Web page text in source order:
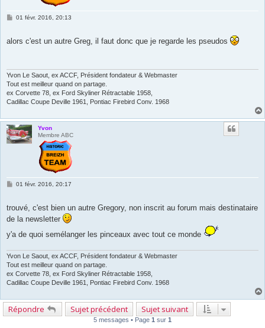
M
a
01 févr. 2016, 20:13
alors c'est un autre Greg, il faut donc que je regarde les pseudos
Yvon Le Saout, ex ACCF, Président fondateur & Webmaster
Tout est meilleur quand on partage.
ex Corvette 78, ex Ford Skyliner Rétractable 1958,
Cadillac Coupe Deville 1961, Pontiac Firebird Conv. 1968
Yvon
Membre ABC
M
a
g
01 févr. 2016, 20:17
trouvé, c'est bien un autre Gregory, non inscrit au forum mais destinataire
de la newsletter
y'a de quoi semélanger les pinceaux avec tout ce monde
Yvon Le Saout, ex ACCF, Président fondateur & Webmaster
Tout est meilleur quand on partage.
ex Corvette 78, ex Ford Skyliner Rétractable 1958,
Cadillac Coupe Deville 1961, Pontiac Firebird Conv. 1968
Répondre Sujet précédent Sujet suivant
5 messages • Page 1 sur 1